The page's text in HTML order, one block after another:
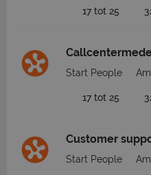
17 tot 25
Start People
17 tot 25
Customer
Start People